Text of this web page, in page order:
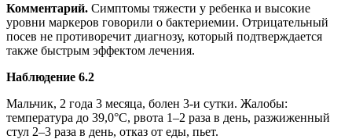
Комментарий. Симптомы тяжести у ребенка и высокие
уровни маркеров говорили о бактериемии. Отрицательный
посев не противоречит диагнозу, который подтверждается
также быстрым эффектом лечения.
Наблюдение 6.2
Мальчик, 2 года 3 месяца, болен 3-и сутки. Жалобы:
температура до 39,0°C, рвота 1–2 раза в день, разжиженный
стул 2–3 раза в день, отказ от еды, пьет.